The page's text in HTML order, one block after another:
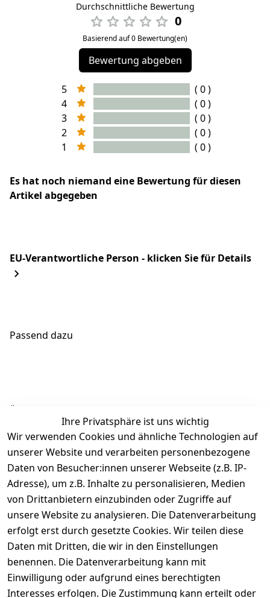
Durchschnittliche Bewertung
0
Basierend auf 0 Bewertung(en)
Bewertung abgeben
5
( 0 )
4
( 0 )
3
( 0 )
2
( 0 )
1
( 0 )
Es hat noch niemand eine Bewertung für diesen
Artikel abgegeben
EU-Verantwortliche Person - klicken Sie für Details
Passend dazu
Ähnliche Produkte
Ihre Privatsphäre ist uns wichtig
Wir verwenden Cookies und ähnliche Technologien auf
unserer Website und verarbeiten personenbezogene
Daten von Besucher:innen unserer Webseite (z.B. IP-
Adresse), um z.B. Inhalte zu personalisieren, Medien
von Drittanbietern einzubinden oder Zugriffe auf
unsere Website zu analysieren. Die Datenverarbeitung
erfolgt erst durch gesetzte Cookies. Wir teilen diese
Daten mit Dritten, die wir in den Einstellungen
benennen. Die Datenverarbeitung kann mit
Einwilligung oder aufgrund eines berechtigten
Interesses erfolgen. Die Zustimmung kann erteilt oder
Rechtliches
AGB
Impressum
Datenschutze
rklärung
Über uns
Kontakt
Registrieren
Kataloge zum
Download
Wir
versenden
mit
Zahle
bequem per